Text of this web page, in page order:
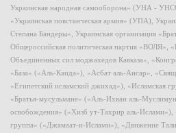
Украинская народная самооборона» (УНА -
«Украинская повстанческая армия» (УПА),
Степана Бандеры», Украинская организация
Общероссийская политическая партия
Объединенных сил моджахедов Кавказа»,
«База» («Аль-Каида»), «Асбат аль-Ансар»,
«Египетский исламский джихад»), «Исламская
«Братья-мусульмане» («Аль-Ихван аль-
освобождения» («Хизб ут-Тахрир аль-
группа» («Джамаат-и-Ислами»), «Движение